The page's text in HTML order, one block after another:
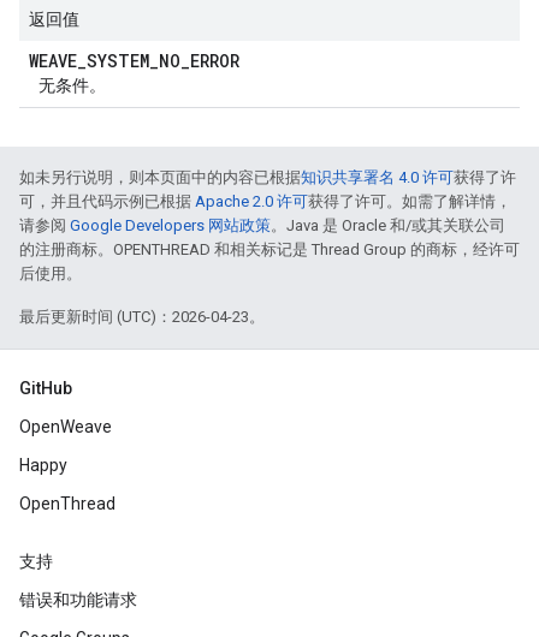
返回值
WEAVE_SYSTEM_NO_ERROR
无条件。
如未另行说明，则本页面中的内容已根据知识共享署名 4.0 许可获得了许
可，并且代码示例已根据 Apache 2.0 许可获得了许可。如需了解详情，
请参阅 Google Developers 网站政策。Java 是 Oracle 和/或其关联公司
的注册商标。OPENTHREAD 和相关标记是 Thread Group 的商标，经许可
后使用。
最后更新时间 (UTC)：2026-04-23。
GitHub
OpenWeave
Happy
OpenThread
支持
错误和功能请求